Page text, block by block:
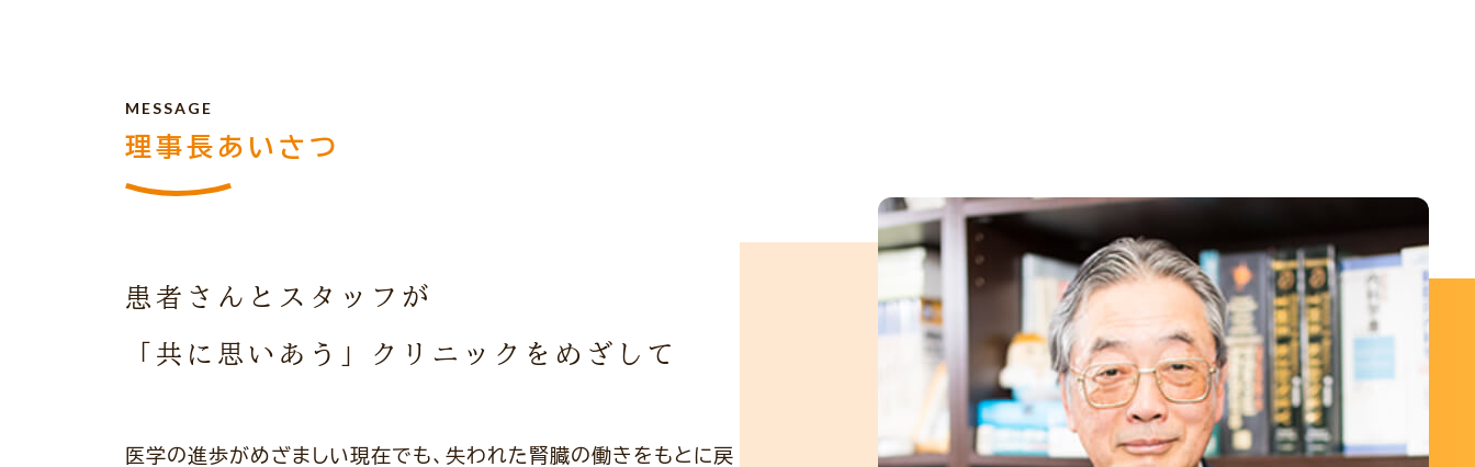
MESSAGE
理事長あいさつ
患者さんとスタッフが
「共に思いあう」 クリニックをめざして
医学の進歩がめざましい現在でも、失われた腎臓の働きをもとに戻